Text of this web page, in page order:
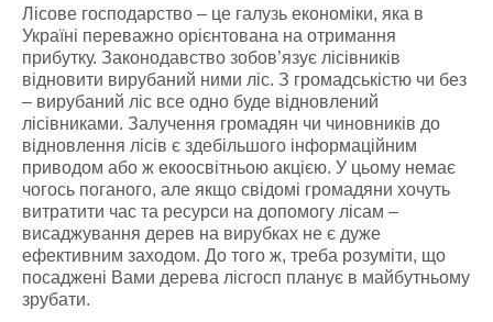
Лісове господарство – це галузь економіки, яка в
Україні переважно орієнтована на отримання
прибутку. Законодавство зобов’язує лісівників
відновити вирубаний ними ліс. З громадськістю чи без
– вирубаний ліс все одно буде відновлений
лісівниками. Залучення громадян чи чиновників до
відновлення лісів є здебільшого інформаційним
приводом або ж екоосвітньою акцією. У цьому немає
чогось поганого, але якщо свідомі громадяни хочуть
витратити час та ресурси на допомогу лісам –
висаджування дерев на вирубках не є дуже
ефективним заходом. До того ж, треба розуміти, що
посаджені Вами дерева лісгосп планує в майбутньому
зрубати.